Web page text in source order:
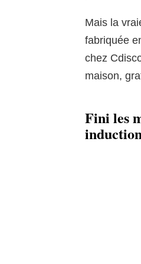
Mais la
fabriquée
chez
maison,
Fini les